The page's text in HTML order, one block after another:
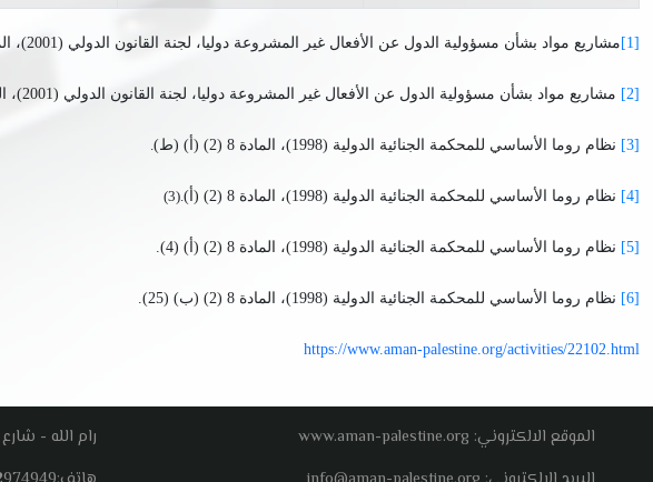
[1] مشاريع مواد بشأن مسؤولية الدول عن الأفعال غير المشروعة دوليا، لجنة القانون الدولي (2001)، المادة 41 (1).
[2] مشاريع مواد بشأن مسؤولية الدول عن الأفعال غير المشروعة دوليا، لجنة القانون الدولي (2001)، المادة 41 (2).
[3] نظام روما الأساسي للمحكمة الجنائية الدولية (1998)، المادة 8 (2) (أ) (ط) .
[4] نظام روما الأساسي للمحكمة الجنائية الدولية (1998)، المادة 8 (2) (أ) (3).
[5] نظام روما الأساسي للمحكمة الجنائية الدولية (1998)، المادة 8 (2) (أ) (4).
[6] نظام روما الأساسي للمحكمة الجنائية الدولية (1998)، المادة 8 (2) (ب) (25).
https://www.aman-palestine.org/activities/22102.html
الموقع الالكتروني: www.aman-palestine.org
رام الله -